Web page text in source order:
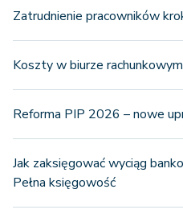
Zatrudnienie pracowników
Koszty w biurze
Reforma PIP 2026 – nowe
Jak zaksięgować wyciąg
Pełna księgowość